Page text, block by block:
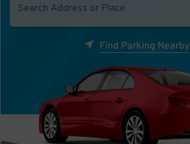
Find Parking Nearby